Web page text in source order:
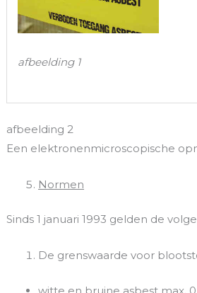
afbeelding 1
afbeelding 2
Een elektronenmicroscopische
Normen
Sinds 1 januari 1993 gelden de
De grenswaarde voor
witte en bruine asbest max.